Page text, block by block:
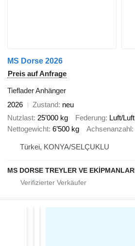
MS Dorse 2026
Preis auf Anfrage
Tieflader Anhänger
2026
Zustand neu
Nutzlast 25’000 kg Federung Luft/Luft
Nettogewicht 6’500 kg Achsenanzahl
Türkei, KONYA/SELÇUKLU